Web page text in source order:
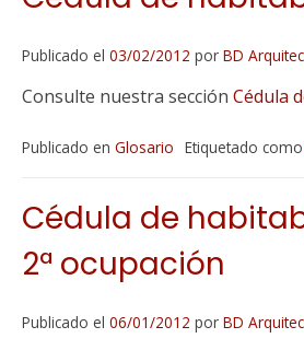
Publicado el 03/02/2012 por BD
Consulte nuestra sección Cédula
Publicado en Glosario Etiquetado como
Cédula de
2ª ocupación
Publicado el 06/01/2012 por BD